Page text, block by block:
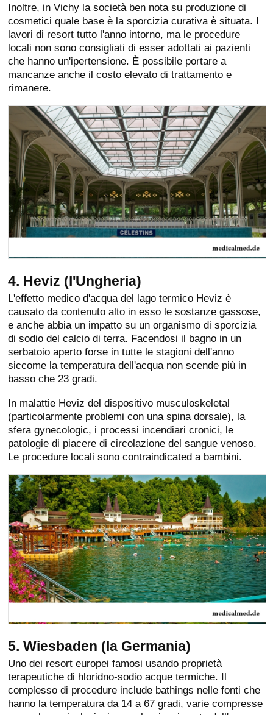
Inoltre, in Vichy la società ben nota su produzione di
cosmetici quale base è la sporcizia curativa è situata. I
lavori di resort tutto l'anno intorno, ma le procedure
locali non sono consigliati di esser adottati ai pazienti
che hanno un'ipertensione. È possibile portare a
mancanze anche il costo elevato di trattamento e
rimanere.
4. Heviz (l'Ungheria)
L'effetto medico d'acqua del lago termico Heviz è
causato da contenuto alto in esso le sostanze gassose,
e anche abbia un impatto su un organismo di sporcizia
di sodio del calcio di terra. Facendosi il bagno in un
serbatoio aperto forse in tutte le stagioni dell'anno
siccome la temperatura dell'acqua non scende più in
basso che 23 gradi.
In malattie Heviz del dispositivo musculoskeletal
(particolarmente problemi con una spina dorsale), la
sfera gynecologic, i processi incendiari cronici, le
patologie di piacere di circolazione del sangue venoso.
Le procedure locali sono contraindicated a bambini.
5. Wiesbaden (la Germania)
Uno dei resort europei famosi usando proprietà
terapeutiche di hloridno-sodio acque termiche. Il
complesso di procedure include bathings nelle fonti che
hanno la temperatura da 14 a 67 gradi, varie compresse